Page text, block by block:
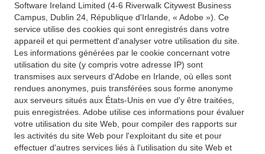
Software Ireland Limited (4-6 Riverwalk Citywest Business
Campus, Dublin 24, République d'Irlande, « Adobe »). Ce
service utilise des cookies qui sont enregistrés dans votre
appareil et qui permettent d'analyser votre utilisation du site.
Les informations générées par le cookie concernant votre
utilisation du site (y compris votre adresse IP) sont
transmises aux serveurs d'Adobe en Irlande, où elles sont
rendues anonymes, puis transférées sous forme anonyme
aux serveurs situés aux États-Unis en vue d'y être traitées,
puis enregistrées. Adobe utilise ces informations pour évaluer
votre utilisation du site Web, pour compiler des rapports sur
les activités du site Web pour l'exploitant du site et pour
effectuer d'autres services liés à l'utilisation du site Web et